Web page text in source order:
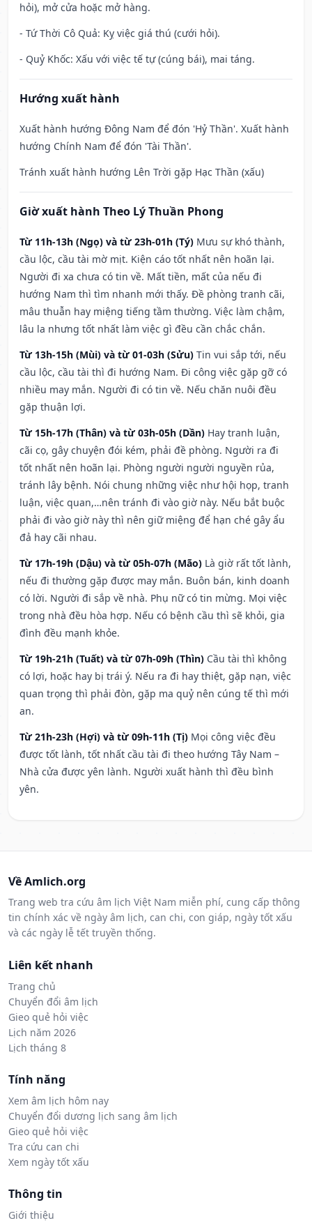
hỏi), mở cửa hoặc mở hàng.
- Tứ Thời Cô Quả: Kỵ việc giá thú (cưới hỏi).
- Quỷ Khốc: Xấu với việc tế tự (cúng bái), mai táng.
Hướng xuất hành
Xuất hành hướng Đông Nam để đón 'Hỷ Thần'. Xuất hành
hướng Chính Nam để đón 'Tài Thần'.
Tránh xuất hành hướng Lên Trời gặp Hạc Thần (xấu)
Giờ xuất hành Theo Lý Thuần Phong
Từ 11h-13h (Ngọ) và từ 23h-01h (Tý) Mưu sự khó thành,
cầu lộc, cầu tài mờ mịt. Kiện cáo tốt nhất nên hoãn lại.
Người đi xa chưa có tin về. Mất tiền, mất của nếu đi
hướng Nam thì tìm nhanh mới thấy. Đề phòng tranh cãi,
mâu thuẫn hay miệng tiếng tầm thường. Việc làm chậm,
lâu la nhưng tốt nhất làm việc gì đều cần chắc chắn.
Từ 13h-15h (Mùi) và từ 01-03h (Sửu) Tin vui sắp tới, nếu
cầu lộc, cầu tài thì đi hướng Nam. Đi công việc gặp gỡ có
nhiều may mắn. Người đi có tin về. Nếu chăn nuôi đều
gặp thuận lợi.
Từ 15h-17h (Thân) và từ 03h-05h (Dần) Hay tranh luận,
cãi cọ, gây chuyện đói kém, phải đề phòng. Người ra đi
tốt nhất nên hoãn lại. Phòng người người nguyền rủa,
tránh lây bệnh. Nói chung những việc như hội họp, tranh
luận, việc quan,…nên tránh đi vào giờ này. Nếu bắt buộc
phải đi vào giờ này thì nên giữ miệng để hạn ché gây ẩu
đả hay cãi nhau.
Từ 17h-19h (Dậu) và từ 05h-07h (Mão) Là giờ rất tốt lành,
nếu đi thường gặp được may mắn. Buôn bán, kinh doanh
có lời. Người đi sắp về nhà. Phụ nữ có tin mừng. Mọi việc
trong nhà đều hòa hợp. Nếu có bệnh cầu thì sẽ khỏi, gia
đình đều mạnh khỏe.
Từ 19h-21h (Tuất) và từ 07h-09h (Thìn) Cầu tài thì không
có lợi, hoặc hay bị trái ý. Nếu ra đi hay thiệt, gặp nạn, việc
quan trọng thì phải đòn, gặp ma quỷ nên cúng tế thì mới
an.
Từ 21h-23h (Hợi) và từ 09h-11h (Tị) Mọi công việc đều
được tốt lành, tốt nhất cầu tài đi theo hướng Tây Nam –
Nhà cửa được yên lành. Người xuất hành thì đều bình
yên.
Về Amlich.org
Trang web tra cứu âm lịch Việt Nam miễn phí, cung cấp thông
tin chính xác về ngày âm lịch, can chi, con giáp, ngày tốt xấu
và các ngày lễ tết truyền thống.
Liên kết nhanh
Trang chủ
Chuyển đổi âm lịch
Gieo quẻ hỏi việc
Lịch năm 2026
Lịch tháng 8
Tính năng
Xem âm lịch hôm nay
Chuyển đổi dương lịch sang âm lịch
Gieo quẻ hỏi việc
Tra cứu can chi
Xem ngày tốt xấu
Thông tin
Giới thiệu